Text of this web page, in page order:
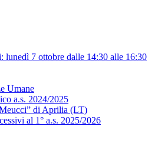
lunedì 7 ottobre dalle 14:30 alle 16:30
Umane
a.s. 2024/2025
di Aprilia (LT)
al 1° a.s. 2025/2026